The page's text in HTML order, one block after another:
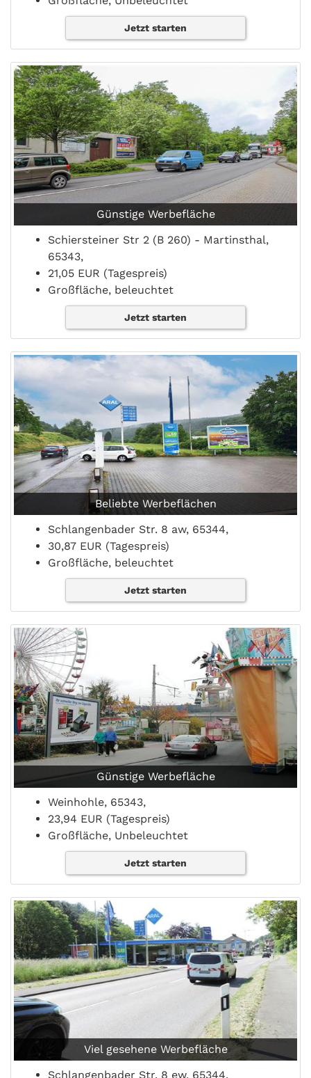
Jetzt starten
Günstige Werbefläche
Schiersteiner Str 2 (B 260) - Martinsthal,
65343,
21,05 EUR (Tagespreis)
Großfläche, beleuchtet
Jetzt starten
Beliebte Werbeflächen
Schlangenbader Str. 8 aw, 65344,
30,87 EUR (Tagespreis)
Großfläche, beleuchtet
Jetzt starten
Günstige Werbefläche
Weinhohle, 65343,
23,94 EUR (Tagespreis)
Großfläche, Unbeleuchtet
Jetzt starten
Viel gesehene Werbefläche
Schlangenbader Str. 8 ew, 65344,